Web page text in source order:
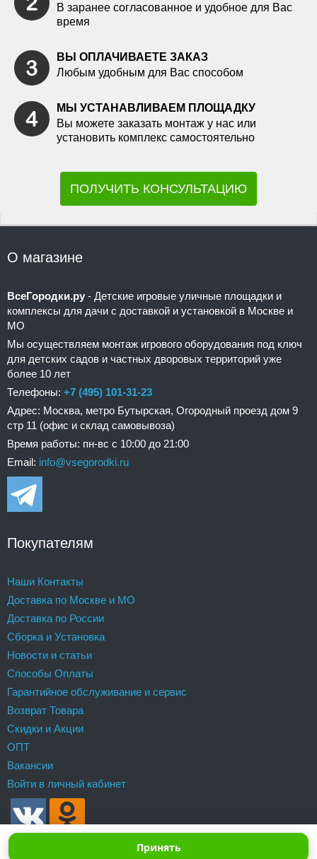
В заранее согласованное и удобное для Вас
время
ВЫ ОПЛАЧИВАЕТЕ ЗАКАЗ
Любым удобным для Вас способом
МЫ УСТАНАВЛИВАЕМ ПЛОЩАДКУ
Вы можете заказать монтаж у нас или
установить комплекс самостоятельно
ПОЛУЧИТЬ КОНСУЛЬТАЦИЮ
О магазине
ВсеГородки.ру - Детские игровые уличные площадки и
комплексы для дачи с доставкой и установкой в Москве и
МО
Мы осуществляем монтаж игрового оборудования под ключ
для детских садов и частных дворовых территорий уже
более 10 лет
Телефоны: +7 (495) 101-31-23
Адрес: Москва, метро Бутырская, Огородный проезд дом 9
стр 11 (офис и склад самовывоза)
Время работы: пн-вс с 10:00 до 21:00
Email: info@vsegorodki.ru
Покупателям
Наши Контакты
Доставка по Москве и МО
Доставка по России
Сборка и Установка
Новости и статьи
Способы Оплаты
Гарантийное обслуживание и сервис
Возврат Товара
Скидки и Акции
ОПТ
Вакансии
Войти в личный кабинет
Принять